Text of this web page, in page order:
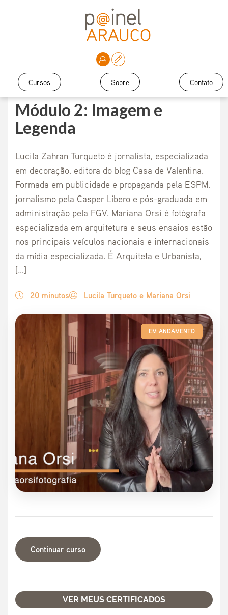
Cursos Sobre Contato
Módulo 2: Imagem e
Legenda
Lucila Zahran Turqueto é jornalista, especializada
em decoração, editora do blog Casa de Valentina.
Formada em publicidade e propaganda pela ESPM,
jornalismo pela Casper Líbero e pós-graduada em
administração pela FGV. Mariana Orsi é fotógrafa
especializada em arquitetura e seus ensaios estão
nos principais veículos nacionais e internacionais
da mídia especializada. É Arquiteta e Urbanista,
[…]
20 minutos Lucila Turqueto e Mariana Orsi
EM ANDAMENTO
Continuar curso
VER MEUS CERTIFICADOS